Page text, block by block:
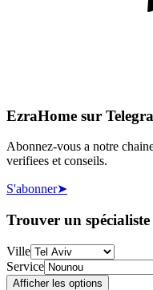
EzraHome sur
Abonnez-vous a notre
verifiees et conseils.
S'abonner➤
Trouver un spécialiste
Ville
Service
Afficher les options